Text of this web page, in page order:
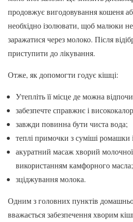
продовжує вигодовування кошеня
необхідно ізолювати, щоб малюки
заражатися через молоко. Після
приступити до лікування.
Отже, як допомогти годує кішці:
Утепліть її місце де можна
забезпечте справжнє і
завжди повинна бути чиста вода;
теплі примочки з суміші ромашки
акуратний масаж хворий молочної
використанням камфорного масла;
зціджування молока.
Одним з головних пунктів
вважається забезпечення хворим